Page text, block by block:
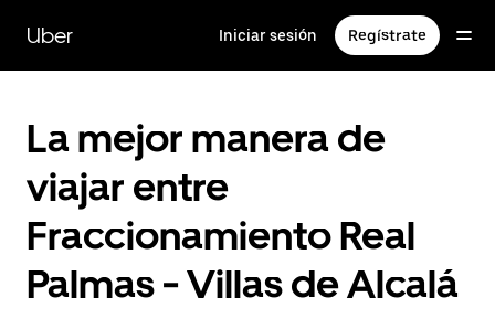
contenido
principal
Uber Iniciar sesión Regístrate
La mejor manera de
viajar entre
Fraccionamiento Real
Palmas - Villas de Alcalá